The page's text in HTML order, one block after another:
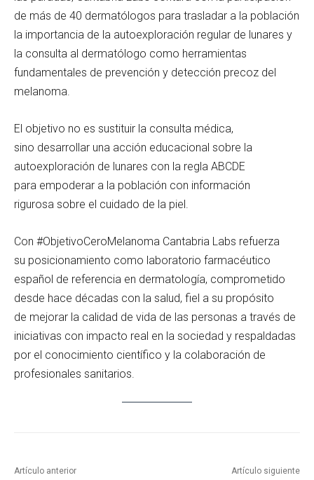
de más de 40 dermatólogos para trasladar a la población
la importancia de la autoexploración regular de lunares y
la consulta al dermatólogo como herramientas
fundamentales de prevención y detección precoz del
melanoma.
El objetivo no es sustituir la consulta médica,
sino desarrollar una acción educacional sobre la
autoexploración de lunares con la regla ABCDE
para empoderar a la población con información
rigurosa sobre el cuidado de la piel.
Con #ObjetivoCeroMelanoma Cantabria Labs refuerza
su posicionamiento como laboratorio farmacéutico
español de referencia en dermatología, comprometido
desde hace décadas con la salud, fiel a su propósito
de mejorar la calidad de vida de las personas a través de
iniciativas con impacto real en la sociedad y respaldadas
por el conocimiento científico y la colaboración de
profesionales sanitarios.
Artículo anterior Artículo siguiente